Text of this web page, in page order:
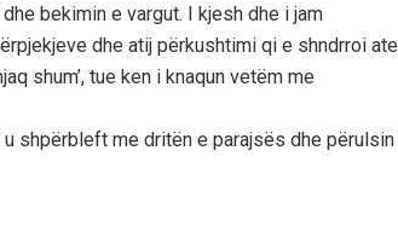
bekimin e vargut. I kjesh dhe i jam
dhe atij përkushtimi qi e shndrroi ate
shum’, tue ken i knaqun vetëm me
shpërbleft me dritën e parajsës dhe përulsin